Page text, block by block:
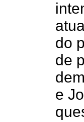
do
de
e